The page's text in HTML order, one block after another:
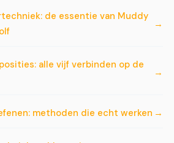
de essentie van Muddy
alle vijf verbinden op de
methoden die echt werken